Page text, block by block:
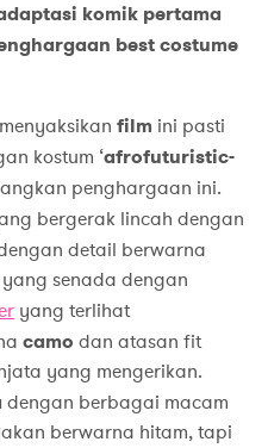
komik pertama
best costume
film ini pasti
kostum ‘afrofuturistic-
penghargaan ini.
bergerak lincah dengan
detail berwarna
senada dengan
yang terlihat
camo dan atasan fit
yang mengerikan.
dengan berbagai macam
berwarna hitam, tapi